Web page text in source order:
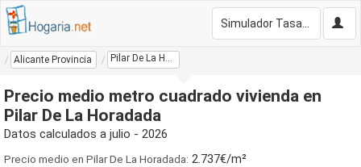
Alicante Provincia Pilar De La Horadada
Precio medio metro cuadrado vivienda en
Pilar De La Horadada
Datos calculados a julio - 2026
Precio medio en Pilar De La Horadada: 2.737€/m²